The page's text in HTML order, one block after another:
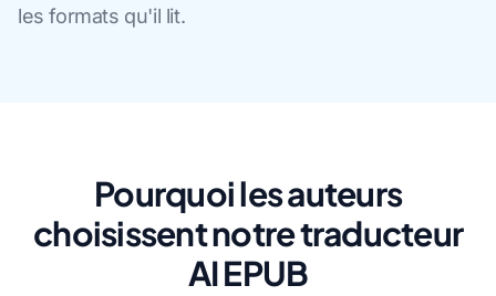
les formats qu'il lit.
Pourquoi les auteurs
choisissent notre traducteur
AI EPUB